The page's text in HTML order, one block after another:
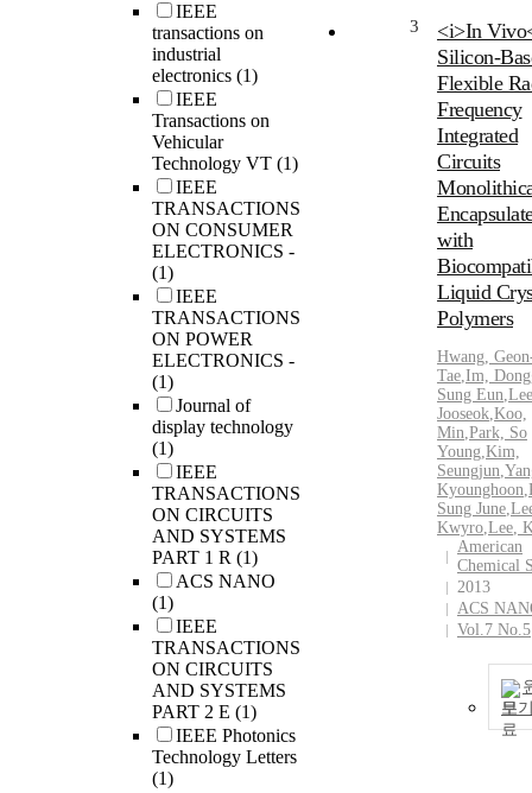
IEEE
transactions on
industrial
electronics (1)
IEEE
Transactions on
Vehicular
Technology VT (1)
IEEE
TRANSACTIONS
ON CONSUMER
ELECTRONICS -
(1)
IEEE
TRANSACTIONS
ON POWER
ELECTRONICS -
(1)
Journal of
display technology
(1)
IEEE
TRANSACTIONS
ON CIRCUITS
AND SYSTEMS
PART 1 R (1)
ACS NANO
(1)
IEEE
TRANSACTIONS
ON CIRCUITS
AND SYSTEMS
PART 2 E (1)
IEEE Photonics
Technology Letters
(1)
3
<i>In
Silicon-
Flexible
Frequency
Integrated
Circuits
with
Liquid
Polymers
Hwang,
Tae,Im,
Sung Eun,Lee
Jooseok,Koo,
Min,Park, So
Young,Kim,
Seungjun,
Kyounghoon,
Sung June,
Kwyro,Lee,
American
Chemical
2013
ACS
Vol.7 No.5
보